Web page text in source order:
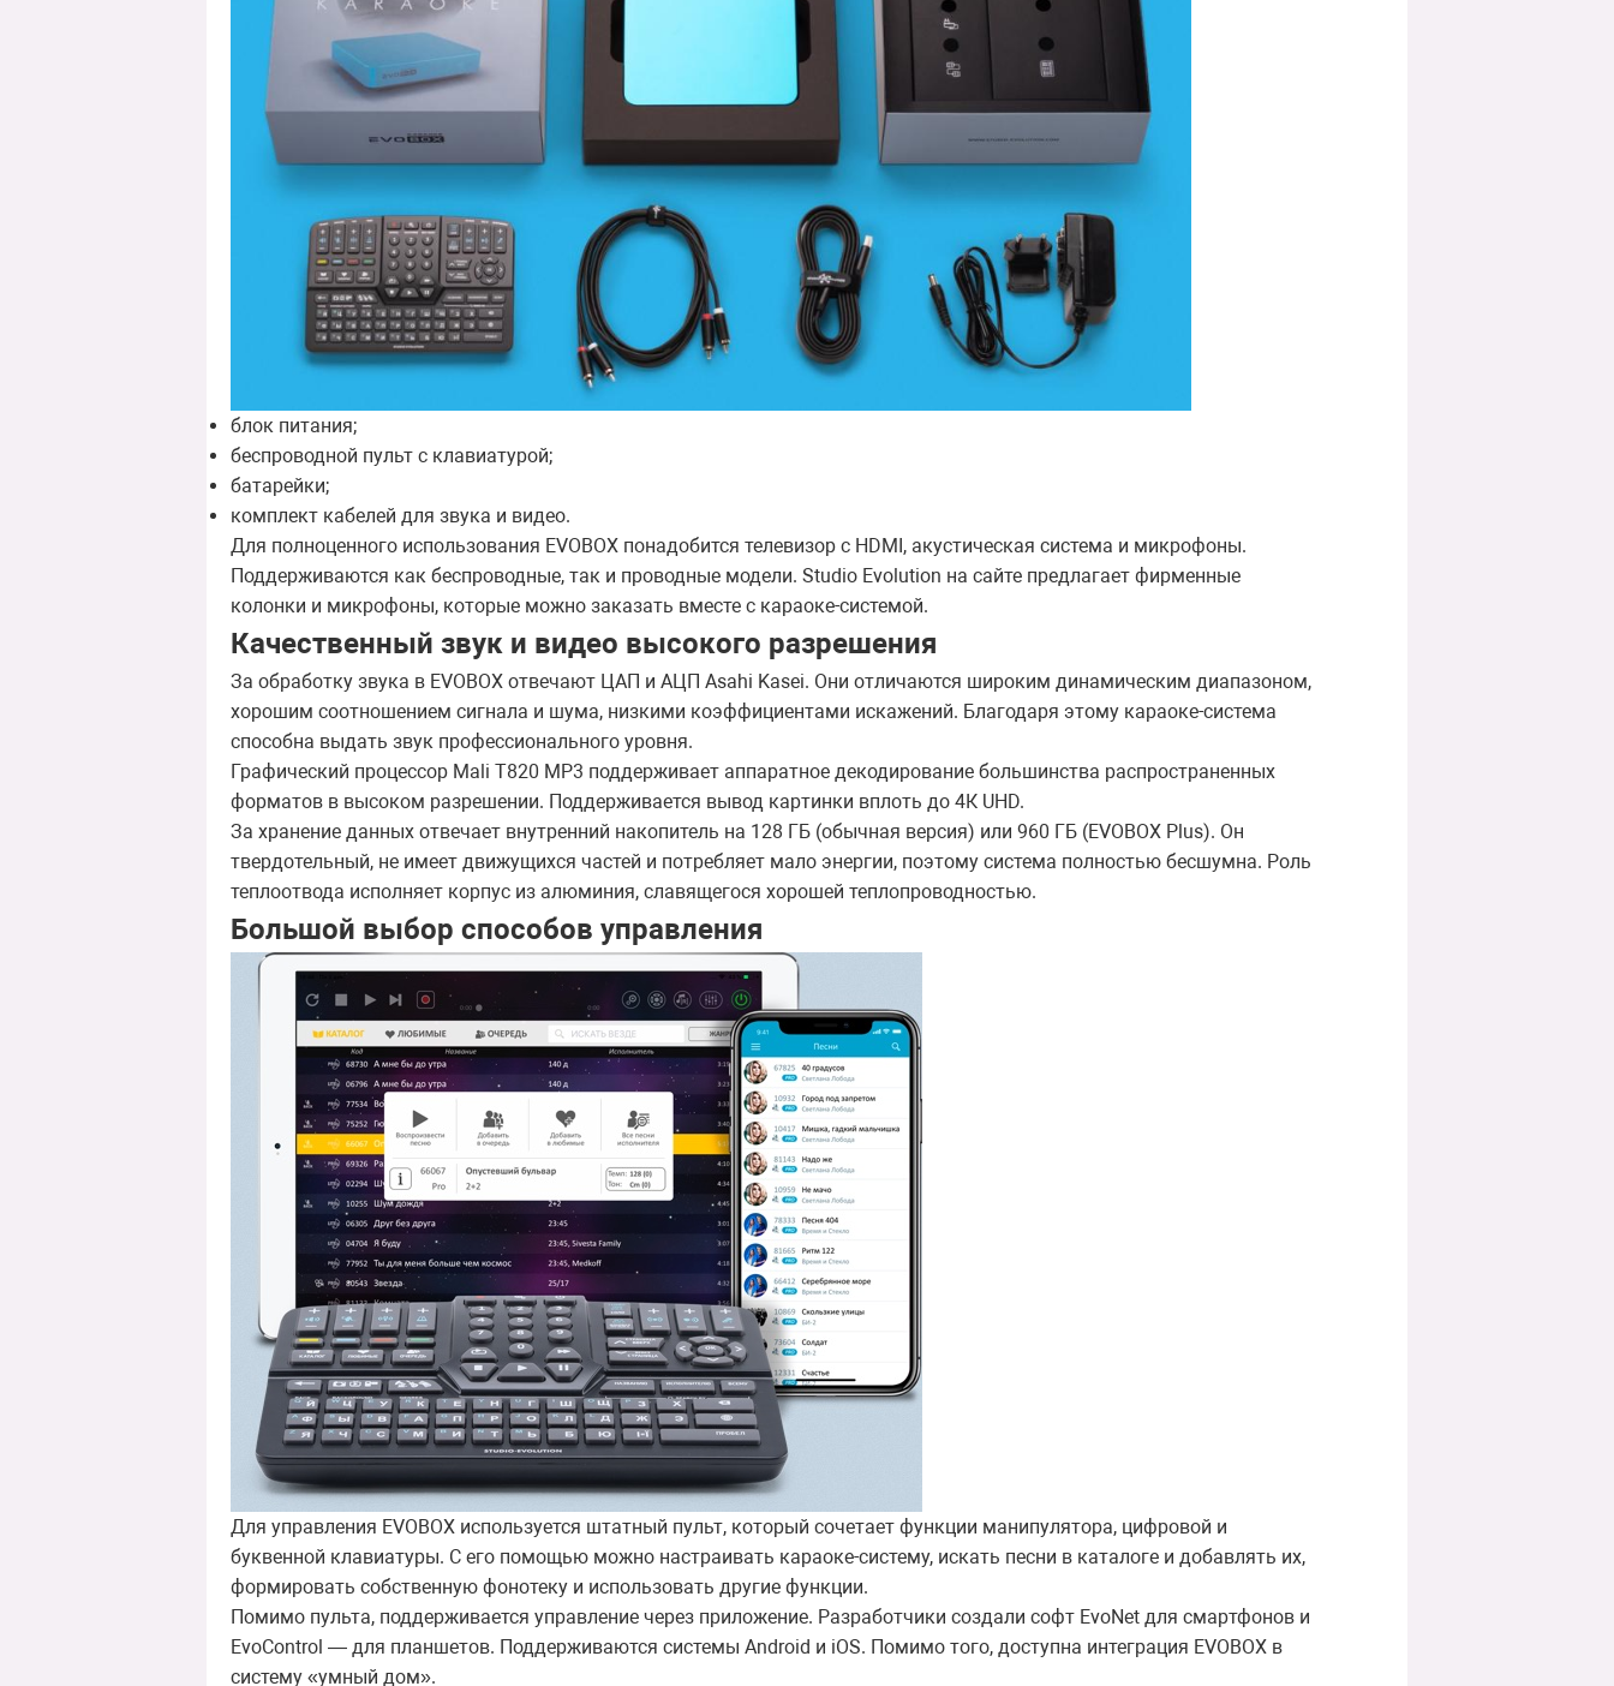
блок питания;
беспроводной пульт с клавиатурой;
батарейки;
комплект кабелей для звука и видео.
Для полноценного использования EVOBOX понадобится телевизор с HDMI, акустическая система и микрофоны.
Поддерживаются как беспроводные, так и проводные модели. Studio Evolution на сайте предлагает фирменные
колонки и микрофоны, которые можно заказать вместе с караоке-системой.
Качественный звук и видео высокого разрешения
За обработку звука в EVOBOX отвечают ЦАП и АЦП Asahi Kasei. Они отличаются широким динамическим диапазоном,
хорошим соотношением сигнала и шума, низкими коэффициентами искажений. Благодаря этому караоке-система
способна выдать звук профессионального уровня.
Графический процессор Mali T820 MP3 поддерживает аппаратное декодирование большинства распространенных
форматов в высоком разрешении. Поддерживается вывод картинки вплоть до 4К UHD.
За хранение данных отвечает внутренний накопитель на 128 ГБ (обычная версия) или 960 ГБ (EVOBOX Plus). Он
твердотельный, не имеет движущихся частей и потребляет мало энергии, поэтому система полностью бесшумна. Роль
теплоотвода исполняет корпус из алюминия, славящегося хорошей теплопроводностью.
Большой выбор способов управления
Для управления EVOBOX используется штатный пульт, который сочетает функции манипулятора, цифровой и
буквенной клавиатуры. С его помощью можно настраивать караоке-систему, искать песни в каталоге и добавлять их,
формировать собственную фонотеку и использовать другие функции.
Помимо пульта, поддерживается управление через приложение. Разработчики создали софт EvoNet для смартфонов и
EvoControl — для планшетов. Поддерживаются системы Android и iOS. Помимо того, доступна интеграция EVOBOX в
систему «умный дом».